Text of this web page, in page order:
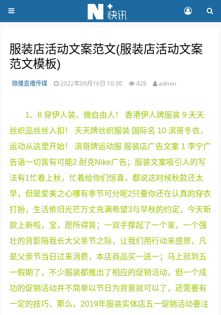
服装店活动文案范文(服装店活动文案
范文模板)
微播直播传媒 2022年09月16日 10:30 428 admin
1、8 穿伊人装，做自由人！ 香港伊人牌服装 9 天天
丝织品丝丝入扣！ 天天牌丝织服装 国际名 10 滨哥冬衣，
运动从这里开始！ 滨哥牌运动服 服装店广告文案 1 李宁广
告语一切皆有可能2 耐克Nike广告；服装文案吸引人的写
法有1忙着上秋，忙着给你们惊喜，都说这时候秋款还太
早，但是爱美之心哪有季节可分呢2只要你还在认真的穿衣
打扮，生活依旧光芒万丈充满希望3与早秋的约定，今天新
款上新啦，宝，愿所得皆；一双手撑起了一个家，一个强
壮的背影陪我长大父亲节之际，让我们用行动来感恩，凡
是父亲节当日过来消费，本店商品买一送一；马上就到五
一假期了，不少服装都推出了相应的促销活动，但一个成
功的促销活动并不简单以节日为背景就可以了，还需要有
一定的技巧，那么，2019年服装实体店五一促销活动要注